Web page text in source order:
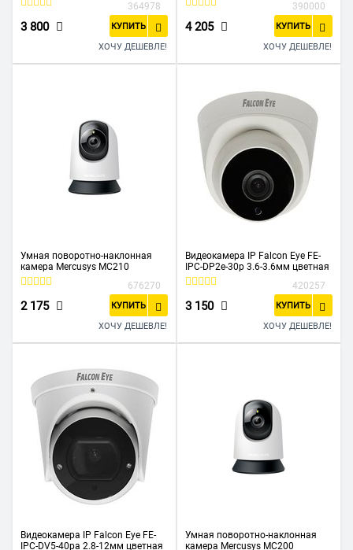
364978
3 800 КУПИТЬ
ХОЧУ ДЕШЕВЛЕ!
390000
4 205 КУПИТЬ
ХОЧУ ДЕШЕВЛЕ!
Умная поворотно-наклонная
камера Mercusys MC210
676270
2 175 КУПИТЬ
ХОЧУ ДЕШЕВЛЕ!
Видеокамера IP Falcon Eye FE-
IPC-DP2e-30p 3.6-3.6мм цветная
420257
3 150 КУПИТЬ
ХОЧУ ДЕШЕВЛЕ!
Видеокамера IP Falcon Eye FE-
IPC-DV5-40pa 2.8-12мм цветная
Умная поворотно-наклонная
камера Mercusys MC200